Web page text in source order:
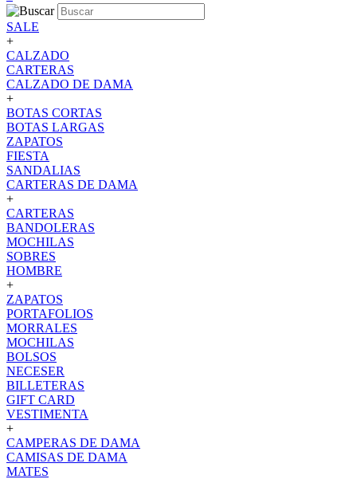
SALE
+
CALZADO
CARTERAS
CALZADO DE DAMA
+
BOTAS CORTAS
BOTAS LARGAS
ZAPATOS
FIESTA
SANDALIAS
CARTERAS DE DAMA
+
CARTERAS
BANDOLERAS
MOCHILAS
SOBRES
HOMBRE
+
ZAPATOS
PORTAFOLIOS
MORRALES
MOCHILAS
BOLSOS
NECESER
BILLETERAS
GIFT CARD
VESTIMENTA
+
CAMPERAS DE DAMA
CAMISAS DE DAMA
MATES